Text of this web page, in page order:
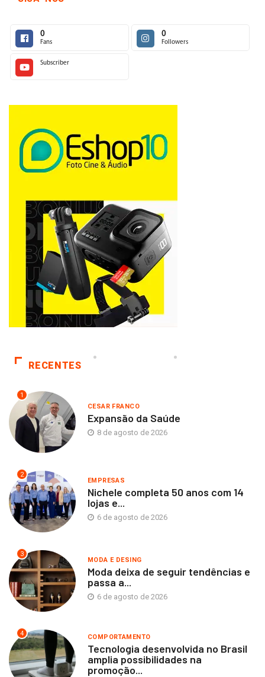
0
Fans
0
Followers
Subscriber
RECENTES
1
CESAR FRANCO
Expansão da Saúde
8 de agosto de 2026
2
EMPRESAS
Nichele completa 50 anos com 14
lojas e...
6 de agosto de 2026
3
MODA E DESING
Moda deixa de seguir tendências e
passa a...
6 de agosto de 2026
4 COMPORTAMENTO
Tecnologia desenvolvida no Brasil
amplia possibilidades na
promoção...